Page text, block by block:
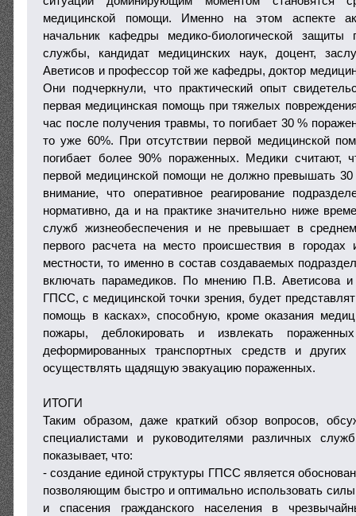
медицинской помощи. Именно на этом аспекте
начальник кафедры медико-биологической защиты
службы, кандидат медицинских наук, доцент,
Аветисов и профессор той же кафедры, доктор
Они подчеркнули, что практический опыт
первая медицинская помощь при тяжелых
час после получения травмы, то погибает 30 %
то уже 60%. При отсутствии первой медицинской
погибает более 90% пораженных. Медики считают,
первой медицинской помощи не должно превышать 30
внимание, что оперативное реагирование
нормативно, да и на практике значительно ниже
служб жизнеобеспечения и не превышает в
первого расчета на место происшествия в
местности, то именно в состав создаваемых
включать парамедиков. По мнению П.В. Аветисова
ГПСС, с медицинской точки зрения, будет
помощь в касках», способную, кроме оказания
пожары, деблокировать и извлекать
деформированных транспортных средств и других
осуществлять щадящую эвакуацию пораженных.
ИТОГИ
Таким образом, даже краткий обзор вопросов,
специалистами и руководителями различных
показывает, что:
- создание единой структуры ГПСС является
позволяющим быстро и оптимально использовать
и спасения гражданского населения в